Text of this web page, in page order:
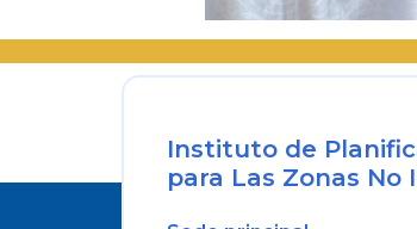
Instituto de
para Las Zonas No